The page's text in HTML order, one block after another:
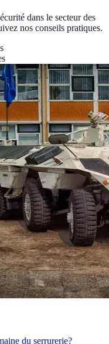
dans le secteur des
nos conseils pratiques.
du serrurerie?